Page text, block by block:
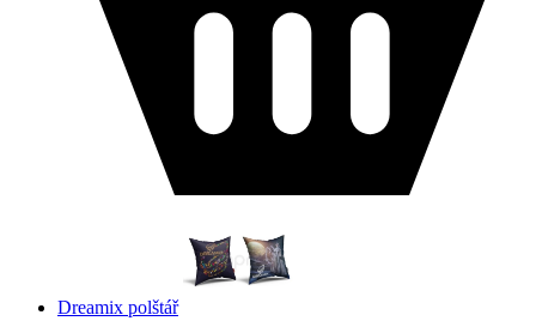
Dreamix polštář